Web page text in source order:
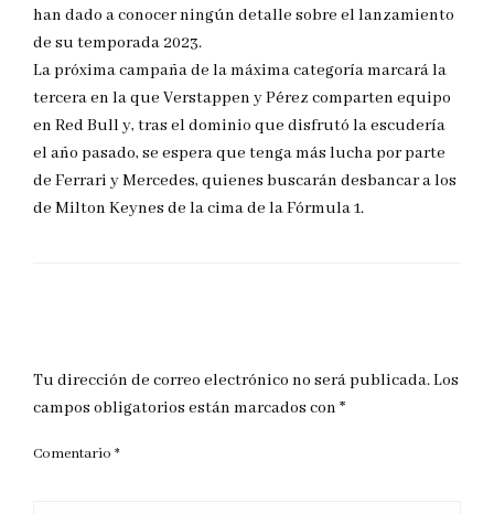
han dado a conocer ningún detalle sobre el lanzamiento
de su temporada 2023.
La próxima campaña de la máxima categoría marcará la
tercera en la que Verstappen y Pérez comparten equipo
en Red Bull y, tras el dominio que disfrutó la escudería
el año pasado, se espera que tenga más lucha por parte
de Ferrari y Mercedes, quienes buscarán desbancar a los
de Milton Keynes de la cima de la Fórmula 1.
Tu dirección de correo electrónico no será publicada.Los
campos obligatorios están marcados con *
Comentario *